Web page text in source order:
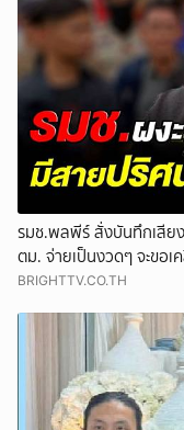
รมช.พลพีร์ สั่งบันทึกเสียง
ตม. จ่ายเป็นงวดๆ จะขอ
BRIGHTTV.CO.TH